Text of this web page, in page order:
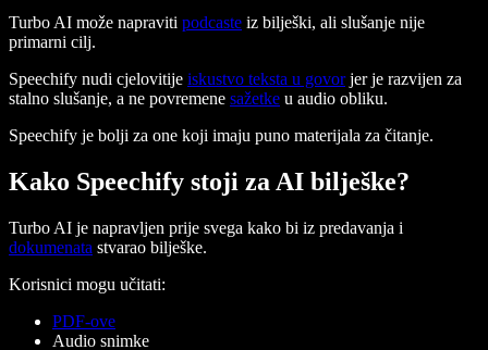
Turbo AI može napraviti podcaste iz bilješki, ali slušanje nije
primarni cilj.
Speechify nudi cjelovitije iskustvo teksta u govorjer je razvijen za
stalno slušanje, a ne povremene sažetke u audio obliku.
Speechify je bolji za one koji imaju puno materijala za čitanje.
Kako Speechify stoji za AI bilješke?
Turbo AI je napravljen prije svega kako bi iz predavanja i
dokumenata stvarao bilješke.
Korisnici mogu učitati:
PDF-ove
Audio snimke